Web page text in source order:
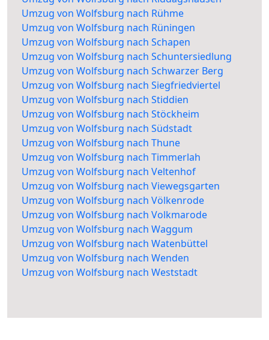
Umzug von Wolfsburg nach Rühme
Umzug von Wolfsburg nach Rüningen
Umzug von Wolfsburg nach Schapen
Umzug von Wolfsburg nach Schuntersiedlung
Umzug von Wolfsburg nach Schwarzer Berg
Umzug von Wolfsburg nach Siegfriedviertel
Umzug von Wolfsburg nach Stiddien
Umzug von Wolfsburg nach Stöckheim
Umzug von Wolfsburg nach Südstadt
Umzug von Wolfsburg nach Thune
Umzug von Wolfsburg nach Timmerlah
Umzug von Wolfsburg nach Veltenhof
Umzug von Wolfsburg nach Viewegsgarten
Umzug von Wolfsburg nach Völkenrode
Umzug von Wolfsburg nach Volkmarode
Umzug von Wolfsburg nach Waggum
Umzug von Wolfsburg nach Watenbüttel
Umzug von Wolfsburg nach Wenden
Umzug von Wolfsburg nach Weststadt